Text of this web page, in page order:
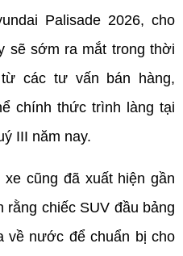
Palisade 2026, cho
sẽ sớm ra mắt trong thời
các tư vấn bán hàng,
chính thức trình làng tại
III năm nay.
cũng đã xuất hiện gần
rằng chiếc SUV đầu bảng
về nước để chuẩn bị cho